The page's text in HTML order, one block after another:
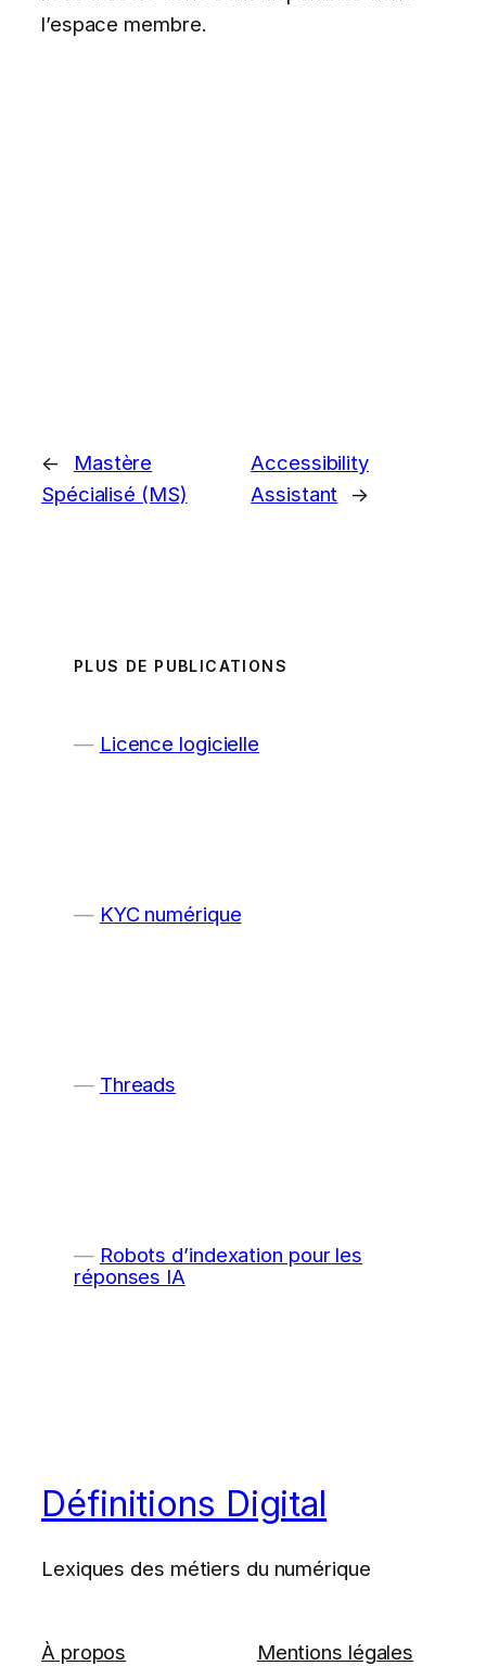
l’espace membre.
←
Mastère
Spécialisé (MS)
Accessibility
Assistant
→
PLUS DE PUBLICATIONS
Licence logicielle
KYC numérique
Threads
Robots d’indexation pour les
réponses IA
Définitions Digital
Lexiques des métiers du numérique
À propos Mentions légales